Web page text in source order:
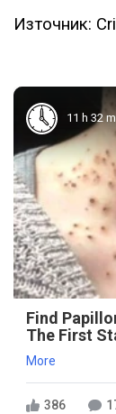
Източник:
11 h 32
Find
The First
More
386